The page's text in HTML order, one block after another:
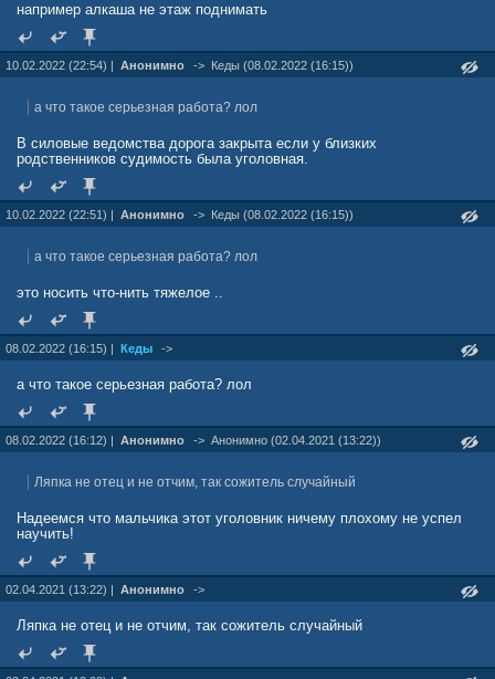
например алкаша не этаж поднимать
10.02.2022 (22:54) | Анонимно -> Кеды (08.02.2022 (16:15))
а что такое серьезная работа? лол
В силовые ведомства дорога закрыта если у близких
родственников судимость была уголовная.
10.02.2022 (22:51) | Анонимно -> Кеды (08.02.2022 (16:15))
а что такое серьезная работа? лол
это носить что-нить тяжелое ..
08.02.2022 (16:15) | Кеды ->
а что такое серьезная работа? лол
08.02.2022 (16:12) | Анонимно -> Анонимно (02.04.2021 (13:22))
Ляпка не отец и не отчим, так сожитель случайный
Надеемся что мальчика этот уголовник ничему плохому не успел
научить!
02.04.2021 (13:22) | Анонимно ->
Ляпка не отец и не отчим, так сожитель случайный